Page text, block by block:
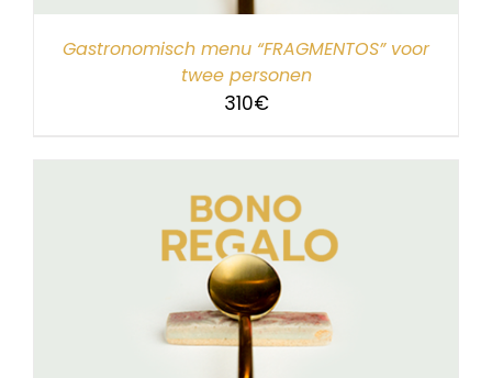
Gastronomisch menu “FRAGMENTOS” voor
twee personen
310€